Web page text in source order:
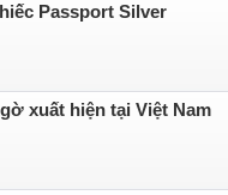
Passport Silver
xuất hiện tại Việt Nam